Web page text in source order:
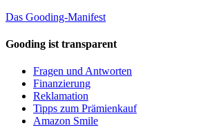
Das Gooding-Manifest
Gooding ist transparent
Fragen und Antworten
Finanzierung
Reklamation
Tipps zum Prämienkauf
Amazon Smile